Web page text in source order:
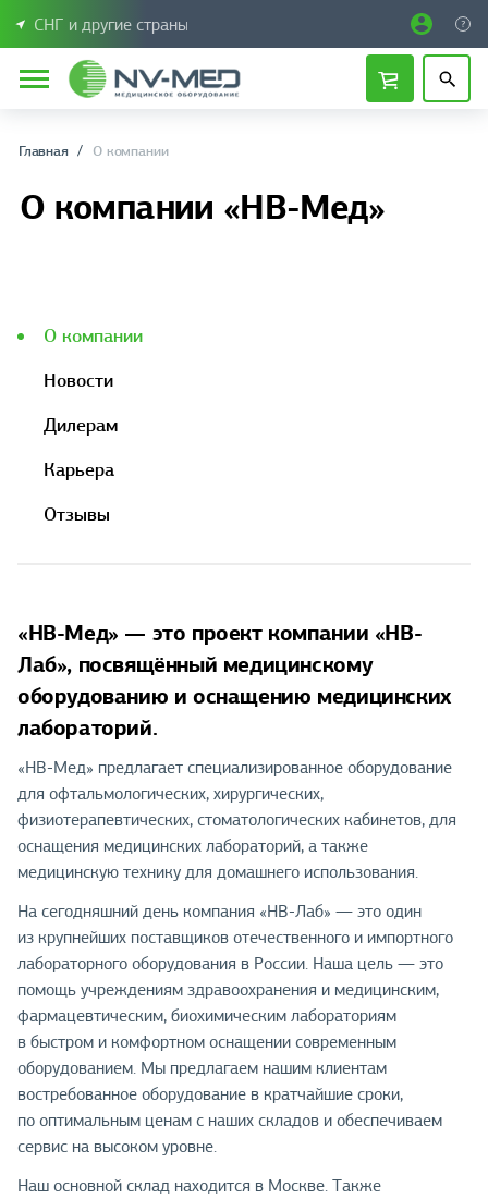
СНГ и другие страны
Главная О компании
О компании «НВ-Мед»
«НВ-Мед» — это проект компании «НВ-
Лаб», посвящённый медицинскому
оборудованию и оснащению медицинских
лабораторий.
«НВ-Мед» предлагает специализированное оборудование
для офтальмологических, хирургических,
физиотерапевтических, стоматологических кабинетов, для
оснащения медицинских лабораторий, а также
медицинскую технику для домашнего использования.
На сегодняшний день компания «НВ-Лаб» — это один
из крупнейших поставщиков отечественного и импортного
лабораторного оборудования в России. Наша цель — это
помощь учреждениям здравоохранения и медицинским,
фармацевтическим, биохимическим лабораториям
в быстром и комфортном оснащении современным
оборудованием. Мы предлагаем нашим клиентам
востребованное оборудование в кратчайшие сроки,
по оптимальным ценам с наших складов и обеспечиваем
сервис на высоком уровне.
Наш основной склад находится в Москве. Также
О компании
Новости
Дилерам
Карьера
Отзывы